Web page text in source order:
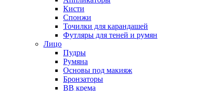
Кисти
Спонжи
Точилки для карандашей
Футляры для теней и румян
Лицо
Пудры
Румяна
Основы под макияж
Бронзаторы
BB крема